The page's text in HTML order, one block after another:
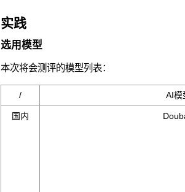
实践
选用模型
本次将会测评的模型列表：
/ AI模
国内